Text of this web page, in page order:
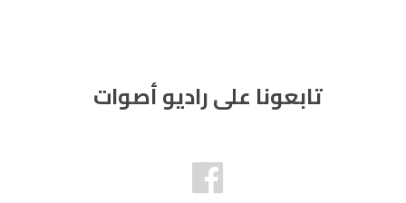
تابعونا على راديو أصوات